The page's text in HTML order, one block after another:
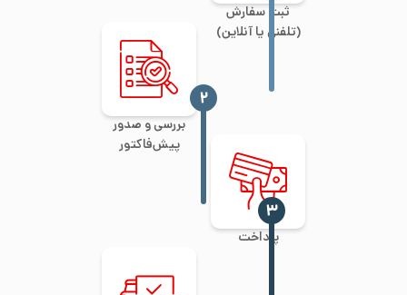
ثبت سفارش
(تلفنی یا آنلاین)
بررسی و صدور
پیش‌فاکتور
‍۲
پرداخت
‍۳